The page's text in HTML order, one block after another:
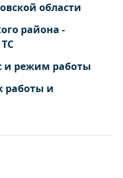
области
района -
и режим работы
работы и